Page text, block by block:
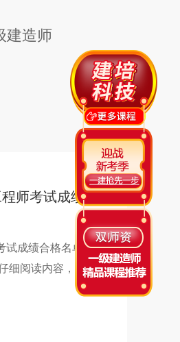
建造师
2020年山东二级结构工程师考试成绩合格名单已公布
试成绩合格名单,山
细阅读内容，避免
年山东二级结构工
，希望对大家有帮